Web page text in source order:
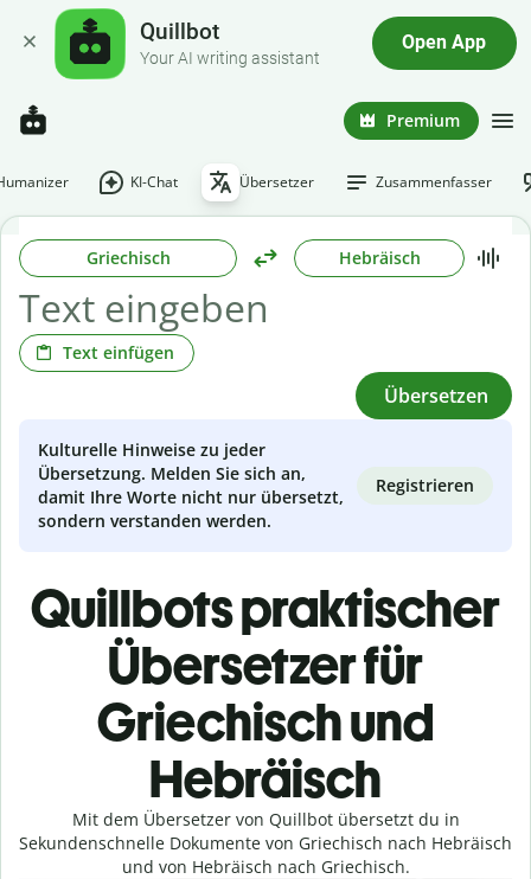
Quillbot
Your AI writing assistant
Open App
Premium
KI-Chat Übersetzer Zusammenfasser
Griechisch Hebräisch
Text einfügen
Übersetzen
Kulturelle Hinweise zu jeder
Übersetzung. Melden Sie sich an,
damit Ihre Worte nicht nur übersetzt,
sondern verstanden werden.
Registrieren
Quillbots praktischer
Übersetzer für
Griechisch und
Hebräisch
Mit dem Übersetzer von Quillbot übersetzt du in
Sekundenschnelle Dokumente von Griechisch nach Hebräisch
und von Hebräisch nach Griechisch.